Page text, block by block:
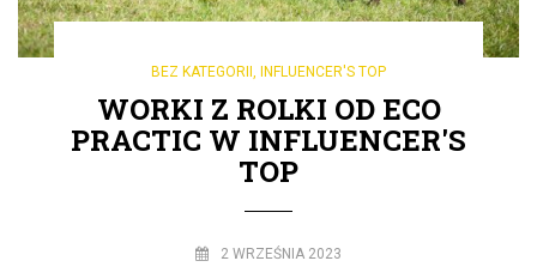
BEZ KATEGORII, INFLUENCER'S TOP
WORKI Z ROLKI OD ECO
PRACTIC W INFLUENCER'S
TOP
2 WRZEŚNIA 2023